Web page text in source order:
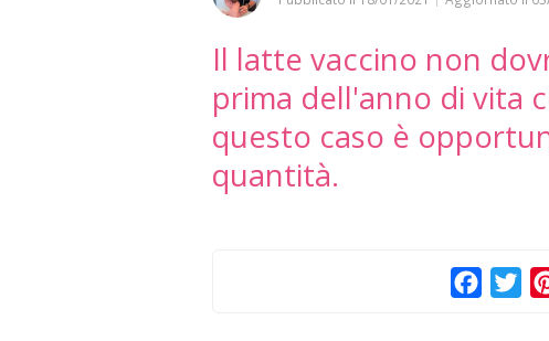
Il latte vaccino non
prima dell'anno di vita
questo caso è
quantità.